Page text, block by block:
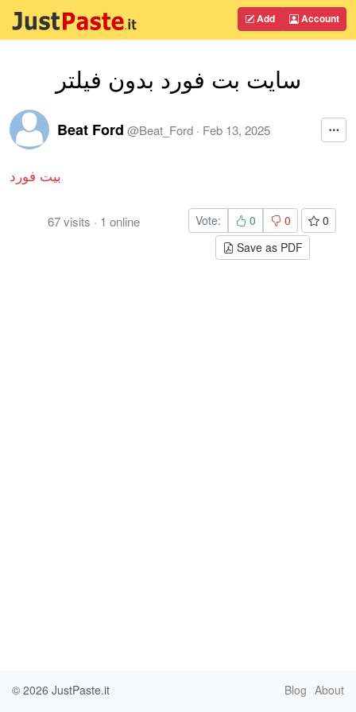
Add Account
سایت بت فورد بدون فیلتر
Beat Ford @Beat_Ford · Feb 13, 2025
بیت فورد
67visits · 1 online Vote: 0 0
0
Save as PDF
© 2026 JustPaste.it Blog About